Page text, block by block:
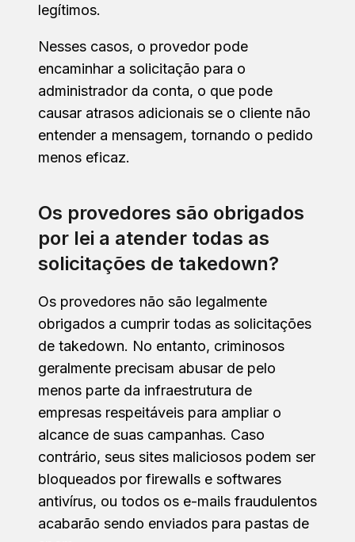
legítimos.
Nesses casos, o provedor pode
encaminhar a solicitação para o
administrador da conta, o que pode
causar atrasos adicionais se o cliente não
entender a mensagem, tornando o pedido
menos eficaz.
Os provedores são obrigados
por lei a atender todas as
solicitações de takedown?
Os provedores não são legalmente
obrigados a cumprir todas as solicitações
de takedown. No entanto, criminosos
geralmente precisam abusar de pelo
menos parte da infraestrutura de
empresas respeitáveis para ampliar o
alcance de suas campanhas. Caso
contrário, seus sites maliciosos podem ser
bloqueados por firewalls e softwares
antivírus, ou todos os e-mails fraudulentos
acabarão sendo enviados para pastas de